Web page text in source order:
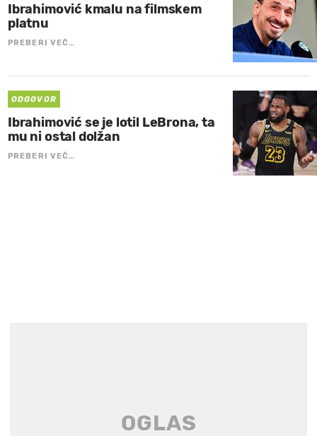
Ibrahimović kmalu na filmskem
platnu
PREBERI VEČ…
ODGOVOR
Ibrahimović se je lotil LeBrona, ta
mu ni ostal dolžan
PREBERI VEČ…